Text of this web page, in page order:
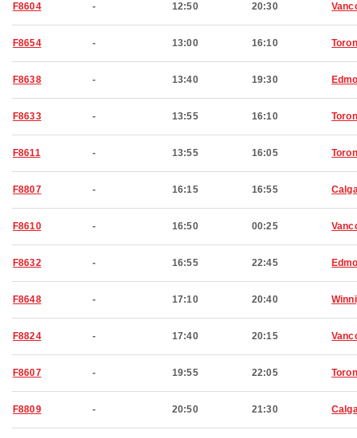
F8604 - 12:50 20:30
F8654 - 13:00 16:10
F8638 - 13:40 19:30
F8633 - 13:55 16:10
F8611 - 13:55 16:05
F8807 - 16:15 16:55
F8610 - 16:50 00:25
F8632 - 16:55 22:45
F8648 - 17:10 20:40
F8824 - 17:40 20:15
F8607 - 19:55 22:05
F8809 - 20:50 21:30